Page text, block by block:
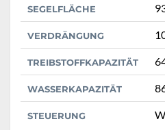
SEGELFLÄCHE
VERDRÄNGUNG
TREIBSTOFFKAPAZITÄT
WASSERKAPAZITÄT
STEUERUNG